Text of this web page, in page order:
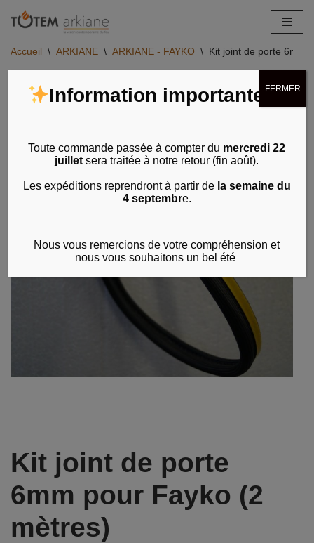
au
Accueil \ ARKIANE \ ARKIANE - FAYKO \ Kit joint de porte 6mm
Kit joint de porte
6mm pour Fayko (2
mètres)
Information importante
Toute commande passée à compter du mercredi 22
juillet sera traitée à notre retour (fin août).
Les expéditions reprendront à partir de la semaine du
4 septembre.
Nous vous remercions de votre compréhension et
nous vous souhaitons un bel été
FERMER